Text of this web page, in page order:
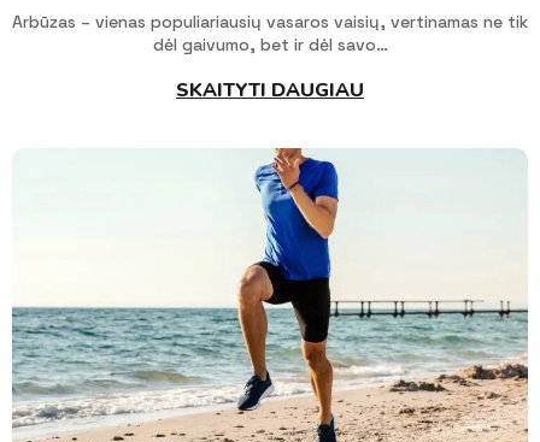
Arbūzas – vienas populiariausių vasaros vaisių, vertinamas ne tik
dėl gaivumo, bet ir dėl savo…
SKAITYTI DAUGIAU